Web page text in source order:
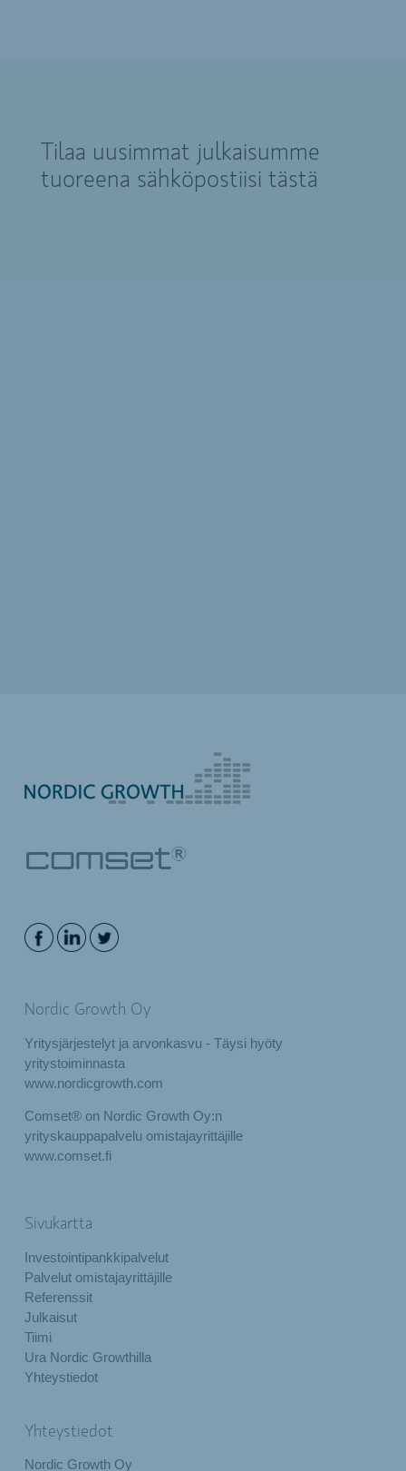
Tilaa uusimmat julkaisumme
tuoreena sähköpostiisi tästä
Nordic Growth Oy
Yritysjärjestelyt ja arvonkasvu - Täysi hyöty
yritystoiminnasta
www.nordicgrowth.com
Comset® on Nordic Growth Oy:n
yrityskauppapalvelu omistajayrittäjille
www.comset.fi
Sivukartta
Investointipankkipalvelut
Palvelut omistajayrittäjille
Referenssit
Julkaisut
Tiimi
Ura Nordic Growthilla
Yhteystiedot
Yhteystiedot
Nordic Growth Oy